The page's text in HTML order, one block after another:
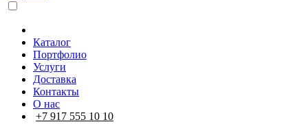
Каталог
Портфолио
Услуги
Доставка
Контакты
О нас
+7 917 555 10 10